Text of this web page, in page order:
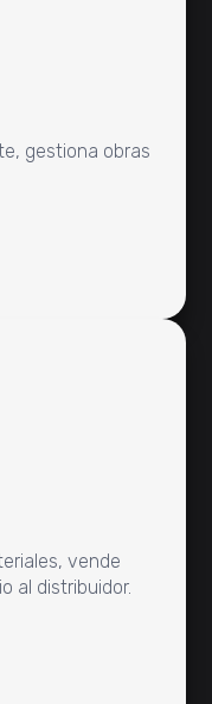
gestiona obras
vende
al distribuidor.